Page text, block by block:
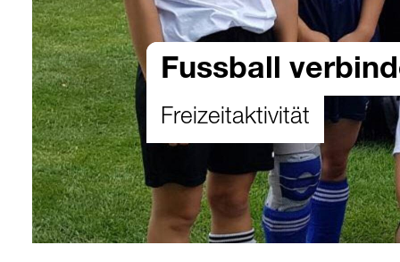
Fussball
Freizeitaktivität